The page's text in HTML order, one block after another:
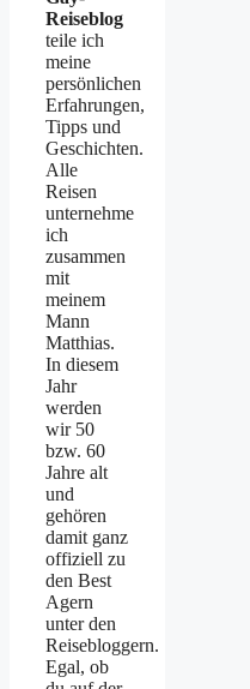
Reiseblog
teile ich
meine
persönlichen
Erfahrungen,
Tipps und
Geschichten.
Alle
Reisen
unternehme
ich
zusammen
mit
meinem
Mann
Matthias.
In diesem
Jahr
werden
wir 50
bzw. 60
Jahre alt
und
gehören
damit ganz
offiziell zu
den Best
Agern
unter den
Reisebloggern.
Egal, ob